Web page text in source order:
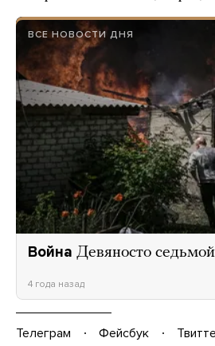
ВСЕ НОВОСТИ ДНЯ
Война Девяносто
4 года назад
Телеграм Фейсбук